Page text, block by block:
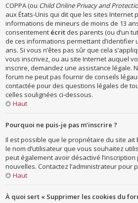
COPPA (ou Child Online Privacy and
aux États-Unis qui dit que les sites Internet
informations de mineurs de moins de 13
consentement écrit des parents (ou d’un
de ces informations permettant d’identifier
ans. Si vous n’êtes pas sûr que cela
vous inscrivez, ou au site Internet auquel
inscrire, demandez une assistance légale.
forum ne peut pas fournir de conseils
contactée pour des questions légales de
celles soulignées ci-dessous.
Haut
Pourquoi ne puis-je pas m’inscrire ?
Il est possible que le propriétaire du site ait
le nom d’utilisateur que vous souhaitez
peut également avoir désactivé
nouvelles. Contactez l’administrateur pour
Haut
À quoi sert « Supprimer les cookies du